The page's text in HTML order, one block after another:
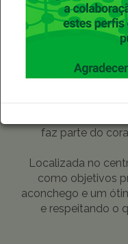
A
faz parte do
Localizada no
como objetivos
aconchego e um
e respeitando o